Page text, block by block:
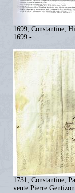
1699, Constantine,
1699 -
1731, Constantine,
vente Pierre